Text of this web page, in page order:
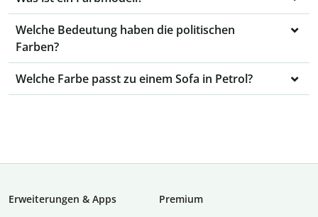
Welche Bedeutung haben die politischen
Farben?
Welche Farbe passt zu einem Sofa in Petrol?
Erweiterungen & Apps
Premium